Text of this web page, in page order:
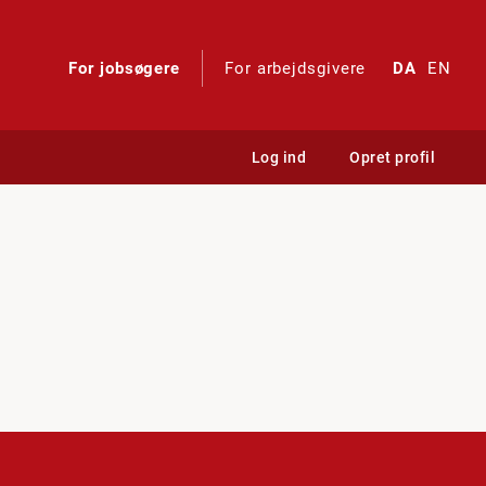
For jobsøgere For arbejdsgivere DA EN
Log ind Opret profil